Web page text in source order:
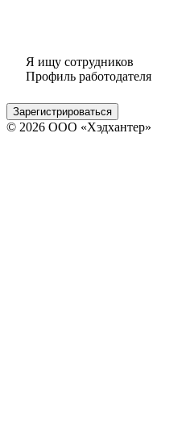
Я ищу сотрудников
Профиль работодателя
Зарегистрироваться
© 2026 ООО «Хэдхантер»